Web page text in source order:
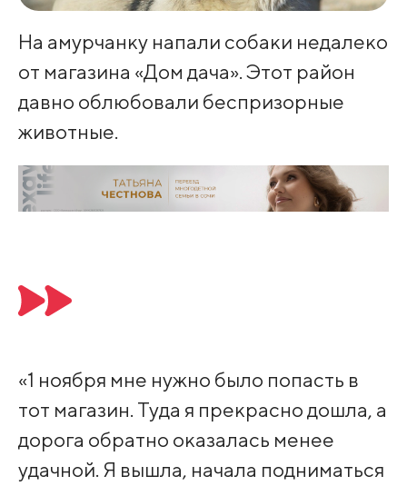
На амурчанку напали собаки недалеко
от магазина «Дом дача». Этот район
давно облюбовали беспризорные
животные.
«1 ноября мне нужно было попасть в
тот магазин. Туда я прекрасно дошла, а
дорога обратно оказалась менее
удачной. Я вышла, начала подниматься